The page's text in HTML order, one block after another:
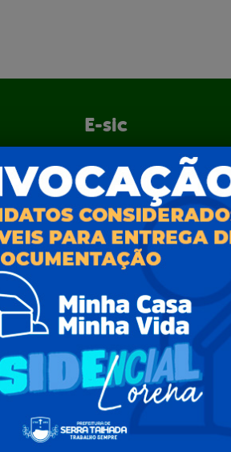
Contas
E-sic
Consulte sua Solicitação
Decretos
Estatísticas
Formulários
Prazos e autoridades
Sic Físico
Solicitar Recurso
Solicitar um pedido